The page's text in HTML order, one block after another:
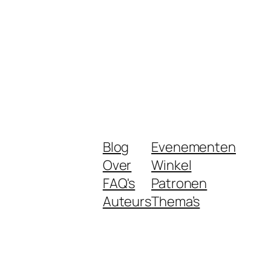
Blog
Over
FAQ's
Auteurs
Evenementen
Winkel
Patronen
Thema’s